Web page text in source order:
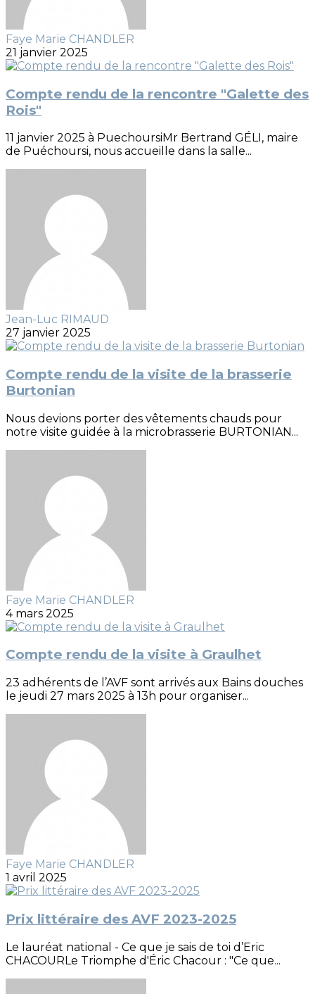
Faye Marie CHANDLER
21 janvier 2025
Compte rendu de la rencontre "Galette des
Rois"
11 janvier 2025 à PuechoursiMr Bertrand GÉLI, maire
de Puéchoursi, nous accueille dans la salle...
Jean-Luc RIMAUD
27 janvier 2025
Compte rendu de la visite de la brasserie
Burtonian
Nous devions porter des vêtements chauds pour
notre visite guidée à la microbrasserie BURTONIAN...
Faye Marie CHANDLER
4 mars 2025
Compte rendu de la visite à Graulhet
23 adhérents de l’AVF sont arrivés aux Bains douches
le jeudi 27 mars 2025 à 13h pour organiser...
Faye Marie CHANDLER
1 avril 2025
Prix littéraire des AVF 2023-2025
Le lauréat national - Ce que je sais de toi d’Eric
CHACOURLe Triomphe d'Éric Chacour : "Ce que...